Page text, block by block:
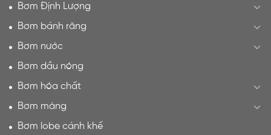
Bơm Định Lượng
Bơm bánh răng
Bơm nước
Bơm dầu nóng
Bơm hóa chất
Bơm màng
Bơm lobe cánh khế